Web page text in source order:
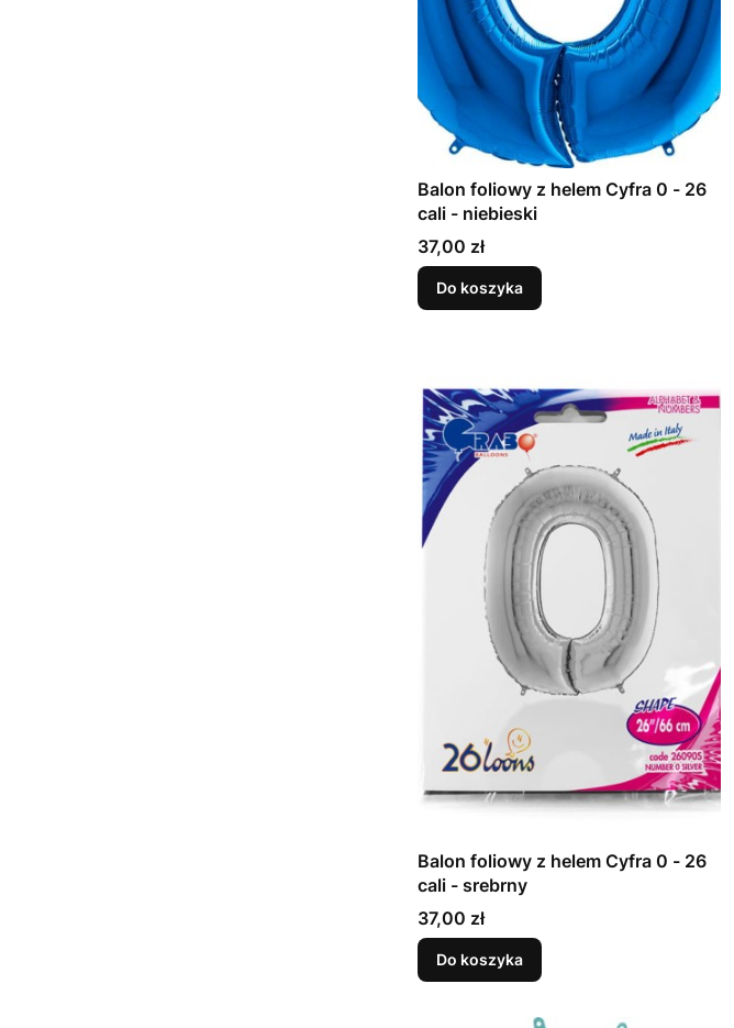
Balon foliowy z helem Cyfra 0 - 26
cali - niebieski
Cena
37,00 zł
Do koszyka
Balon foliowy z helem Cyfra 0 - 26
cali - srebrny
Cena
37,00 zł
Do koszyka